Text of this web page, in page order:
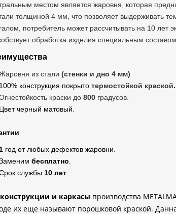
местом является жаровня, которая
толщиной 4 мм, что позволяет выдерживать
потребитель может рассчитывать на 10 лет
обработка изделия специальным составом.
из стали (стенки и дно 4 мм)
100% конструкция покрыто термостойкой краской.
краски до 800 градусов.
Цвет черный матовый.
1 год от любых дефектов жаровни.
бесплатно
службы 10 лет
конструкции и каркасы производства
их еще называют порошковой краской.